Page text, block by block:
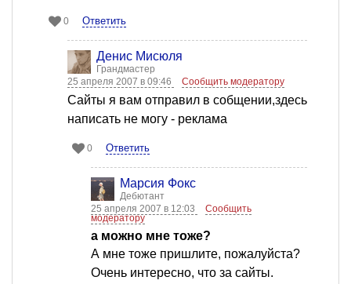
0 Ответить
Денис Мисюля
Грандмастер
25 апреля 2007 в 09:46
Сообщить модератору
Сайты я вам отправил в собщении,здесь
написать не могу - реклама
0 Ответить
Марсия Фокс
Дебютант
25 апреля 2007 в 12:03
Сообщить
модератору
а можно мне тоже?
А мне тоже пришлите, пожалуйста?
Очень интересно, что за сайты.